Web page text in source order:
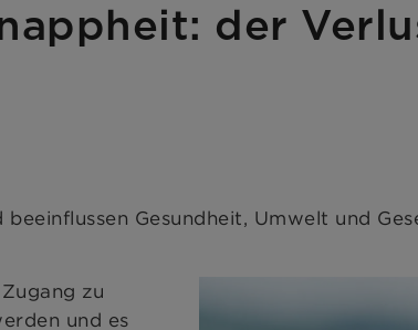
Gesundheit, Umwelt und